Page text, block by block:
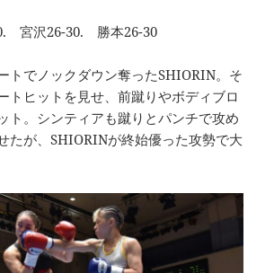
宮沢26-30. 勝本26-30
トでノックダウン奪ったSHIORIN。そ
トヒットを見せ、前蹴りやボディブロ
ト。シンティアも蹴りとパンチで攻め
たが、SHIORINが終始優った攻勢で大